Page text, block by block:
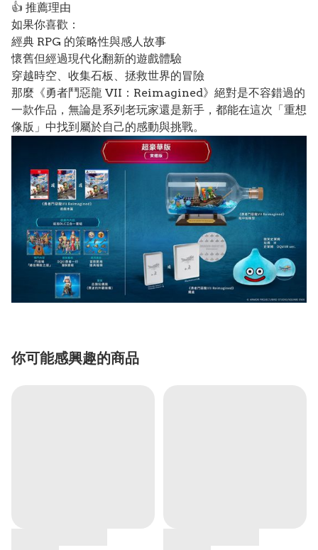
👍 推薦理由
如果你喜歡：
經典 RPG 的策略性與感人故事
懷舊但經過現代化翻新的遊戲體驗
穿越時空、收集石板、拯救世界的冒險
那麼《勇者鬥惡龍 VII：Reimagined》絕對是不容錯過的
一款作品，無論是系列老玩家還是新手，都能在這次「重想
像版」中找到屬於自己的感動與挑戰。
你可能感興趣的商品